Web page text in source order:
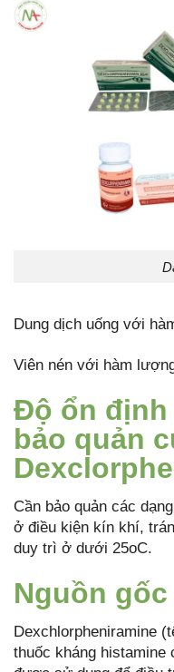
Dung dịch uống với
Viên nén với hàm
Độ ổn định
bảo quản
Cần bảo quản các
ở điều kiện kín khí,
duy trì ở dưới 25oC.
Nguồn gốc
Dexchlorpheniramine
thuốc kháng histamine